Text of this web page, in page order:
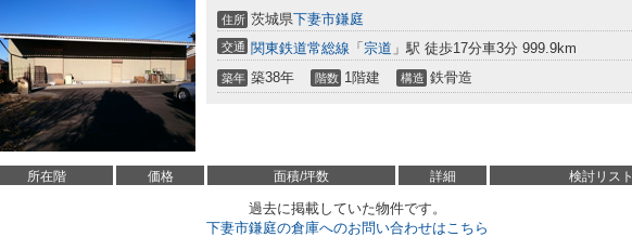
住所 茨城県下妻市鎌庭
交通 関東鉄道常総線 「 宗道 」駅 徒歩17分車3分 999.9km
築年 築38年 階数 1階建 構造 鉄骨造
所在階 価格 面積/坪数 詳細 検討リスト
過去に掲載していた物件です。
下妻市鎌庭の倉庫へのお問い合わせはこちら